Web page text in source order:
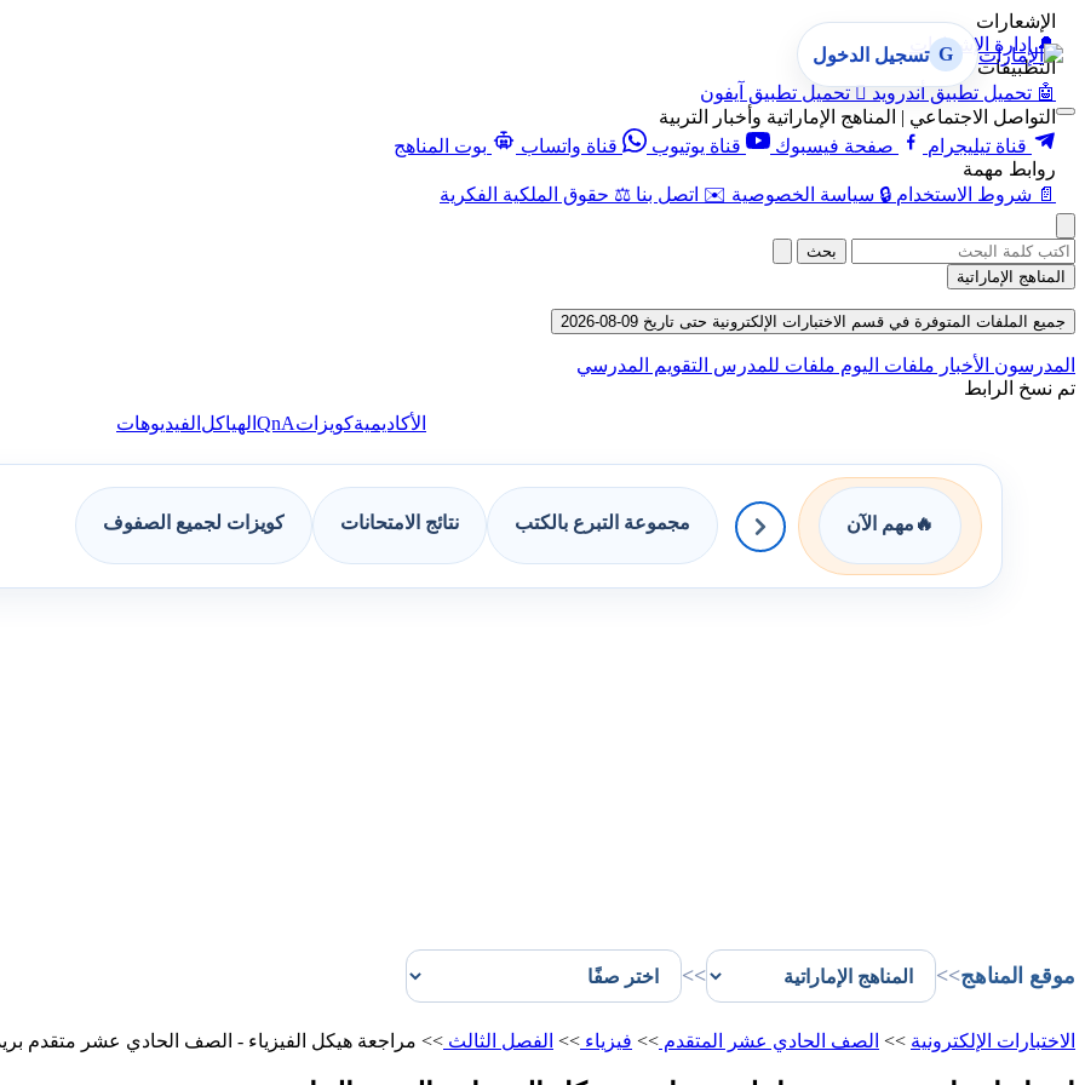
الإشعارات
🔔 إدارة الإشعارات
التطبيقات
🤖 تحميل تطبيق أندرويد  تحميل تطبيق آيفون
التواصل الاجتماعي | المناهج الإماراتية وأخبار التربية
قناة تيليجرام
صفحة فيسبوك قناة يوتيوب قناة واتساب
بوت المناهج
روابط مهمة
📄 شروط الاستخدام 🔒 سياسة الخصوصية ✉️ اتصل بنا ⚖️ حقوق الملكية الفكرية
G تسجيل الدخول
بحث
المناهج الإماراتية
جميع الملفات المتوفرة في قسم الاختبارات الإلكترونية حتى تاريخ 09-08-2026
المدرسون الأخبار ملفات اليوم ملفات للمدرس التقويم المدرسي
تم نسخ الرابط
الأكاديميةكويزاتQnA الهياكل الفيديوهات
🔥 مهم الآن مجموعة التبرع بالكتب نتائج الامتحانات كويزات لجميع الصفوف
موقع المناهج>>
>>
الاختبارات الإلكترونية >> الصف الحادي عشر المتقدم >> فيزياء >> الفصل الثالث >> مراجعة هيكل الفيزياء - الصف الحادي عشر متقدم